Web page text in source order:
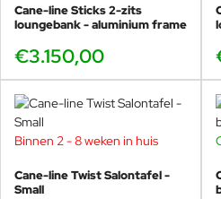
Cane-line Sticks 2-zits
loungebank - aluminium frame
€3.150,00
Binnen 2 - 8 weken in huis
Cane-line Twist Salontafel -
Small